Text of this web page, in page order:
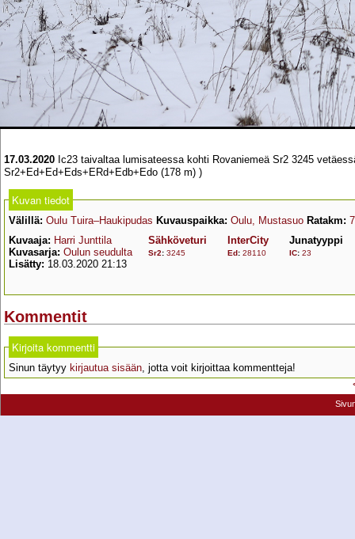
17.03.2020 Ic23 taivaltaa lumisateessa kohti Rovaniemeä Sr2 3245
Sr2+Ed+Ed+Eds+ERd+Edb+Edo (178 m) )
Kuvan tiedot
Välillä: Oulu Tuira–Haukipudas Kuvauspaikka: Oulu, Mustasuo Ratakm:
Kuvaaja: Harri Junttila
Kuvasarja: Oulun seudulta
Lisätty: 18.03.2020 21:13
Sähköveturi
Sr2: 3245
InterCity
Ed: 28110
Junatyyppi
IC: 23
Kommentit
Kirjoita kommentti
Sinun täytyy kirjautua sisään, jotta voit kirjoittaa kommentteja!